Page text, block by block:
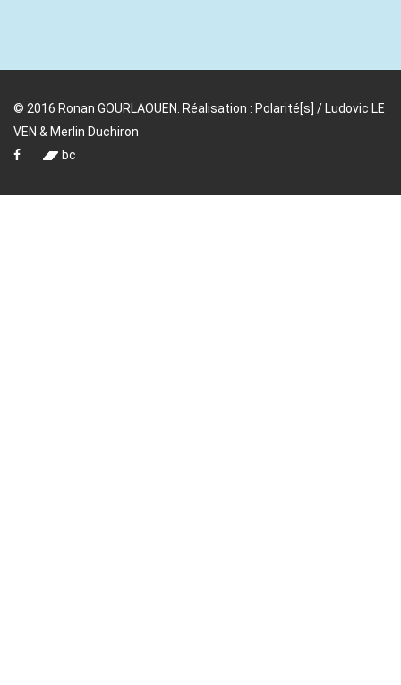
© 2016 Ronan GOURLAOUEN. Réalisation : Polarité[s] / Ludovic LE
VEN & Merlin Duchiron
bc